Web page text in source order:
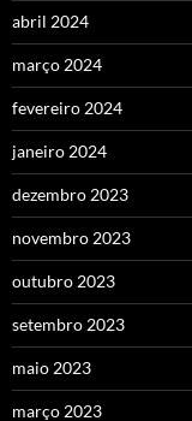
abril 2024
março 2024
fevereiro 2024
janeiro 2024
dezembro 2023
novembro 2023
outubro 2023
setembro 2023
maio 2023
março 2023